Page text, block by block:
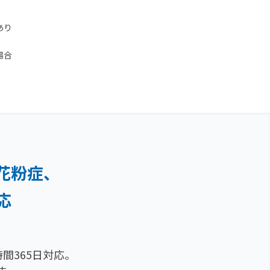
合
症、
365日対応。